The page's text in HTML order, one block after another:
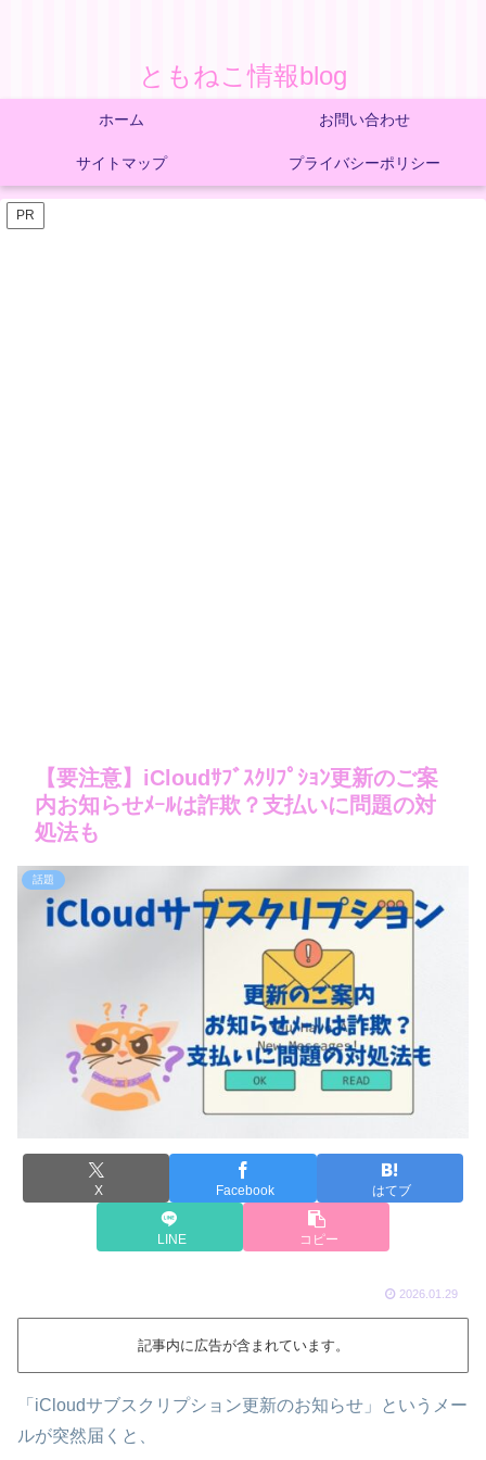
ともねこ情報blog
ホーム お問い合わせ
サイトマップ プライバシーポリシー
PR
【要注意】iCloudｻﾌﾞｽｸﾘﾌﾟｼｮﾝ更新のご案
内お知らせﾒｰﾙは詐欺？支払いに問題の対
処法も
話題
X Facebook はてブ
LINE コピー
2026.01.29
記事内に広告が含まれています。
「iCloudサブスクリプション更新のお知らせ」というメー
ルが突然届くと、